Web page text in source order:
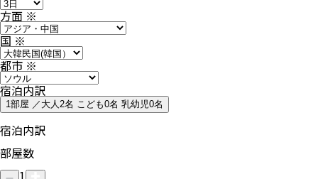
方面※
国※
都市※
宿泊内訳
1部屋 ／大人2名 こども0名 乳幼児0名
宿泊内訳
部屋数
1